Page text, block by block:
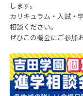
します。
カリキュラム・入試・
相談ください。
ぜひこの機会にご参加